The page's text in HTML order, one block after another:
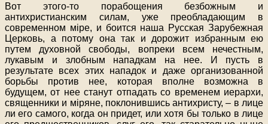
Вот этого-то порабощения безбожным и
антихристианским силам, уже преобладающим в
современном мiре, и боится наша Русская Зарубежная
Церковь, а потому она так и дорожит избранным ею
путем духовной свободы, вопреки всем нечестным,
лукавым и злобным нападкам на нее. И пусть в
результате всех этих нападок и даже организованной
борьбы против нее, которая вполне возможна в
будущем, от нее станут отпадать со временем иерархи,
священники и мiряне, поклонившись антихристу, – в лице
ли его самого, когда он придет, или хотя бы только в лице